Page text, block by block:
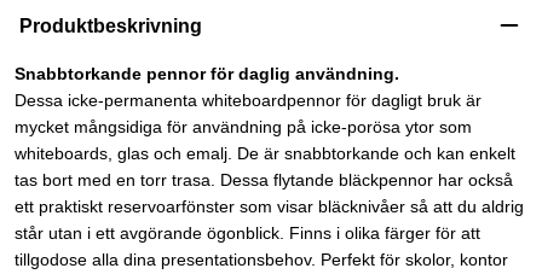
Produktbeskrivning
Snabbtorkande pennor för daglig användning.
Dessa icke-permanenta whiteboardpennor för dagligt bruk är
mycket mångsidiga för användning på icke-porösa ytor som
whiteboards, glas och emalj. De är snabbtorkande och kan enkelt
tas bort med en torr trasa. Dessa flytande bläckpennor har också
ett praktiskt reservoarfönster som visar bläcknivåer så att du aldrig
står utan i ett avgörande ögonblick. Finns i olika färger för att
tillgodose alla dina presentationsbehov. Perfekt för skolor, kontor